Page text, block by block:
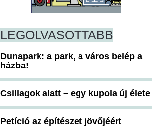
LEGOLVASOTTABB
Dunapark: a park, a város belép a
házba!
Csillagok alatt – egy kupola új élete
Petíció az építészet jövőjéért